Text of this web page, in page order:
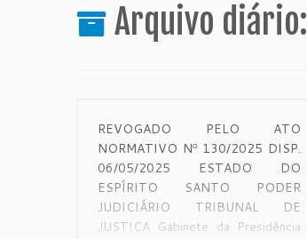
Arquivo diário:
REVOGADO PELO ATO
NORMATIVO Nº 130/2025 DISP.
06/05/2025 ESTADO DO
ESPÍRITO SANTO PODER
JUDICIÁRIO TRIBUNAL DE
JUSTIÇA Gabinete da Presidência